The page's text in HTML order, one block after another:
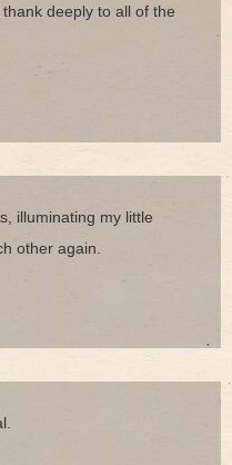
deeply to all of the
illuminating my little
other again.